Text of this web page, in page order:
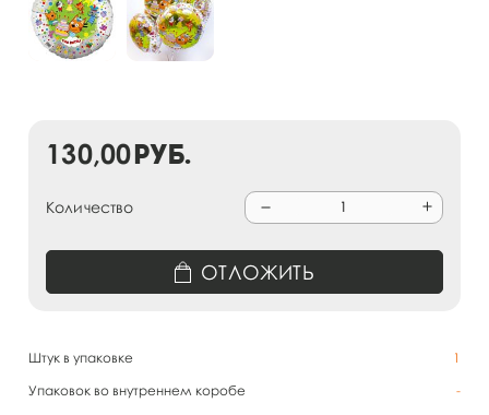
Штук в упаковке
1
Упаковок во внутреннем коробе
-
130,00руб.
Количество
ОТЛОЖИТЬ